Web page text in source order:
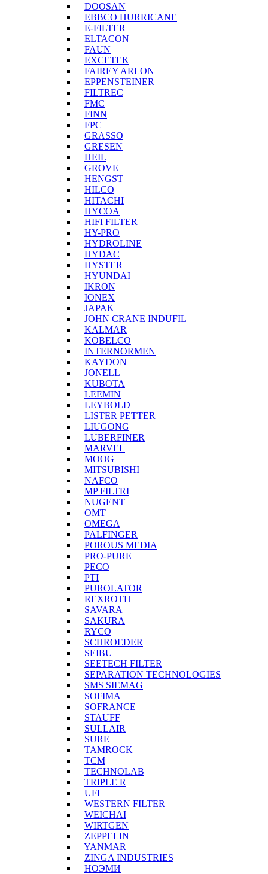
DOOSAN
EBBCO HURRICANE
E-FILTER
ELTACON
FAUN
EXCETEK
FAIREY ARLON
EPPENSTEINER
FILTREC
FMC
FINN
FPC
GRASSO
GRESEN
HEIL
GROVE
HENGST
HILCO
HITACHI
HYCOA
HIFI FILTER
HY-PRO
HYDROLINE
HYDAC
HYSTER
HYUNDAI
IKRON
IONEX
JAPAK
JOHN CRANE INDUFIL
KALMAR
KOBELCO
INTERNORMEN
KAYDON
JONELL
KUBOTA
LEEMIN
LEYBOLD
LISTER PETTER
LIUGONG
LUBERFINER
MARVEL
MOOG
MITSUBISHI
NAFCO
MP FILTRI
NUGENT
OMT
OMEGA
PALFINGER
POROUS MEDIA
PRO-PURE
PECO
PTI
PUROLATOR
REXROTH
SAVARA
SAKURA
RYCO
SCHROEDER
SEIBU
SEETECH FILTER
SEPARATION TECHNOLOGIES
SMS SIEMAG
SOFIMA
SOFRANCE
STAUFF
SULLAIR
SURE
TAMROCK
TCM
TECHNOLAB
TRIPLE R
UFI
WESTERN FILTER
WEICHAI
WIRTGEN
ZEPPELIN
YANMAR
ZINGA INDUSTRIES
НОЭМИ